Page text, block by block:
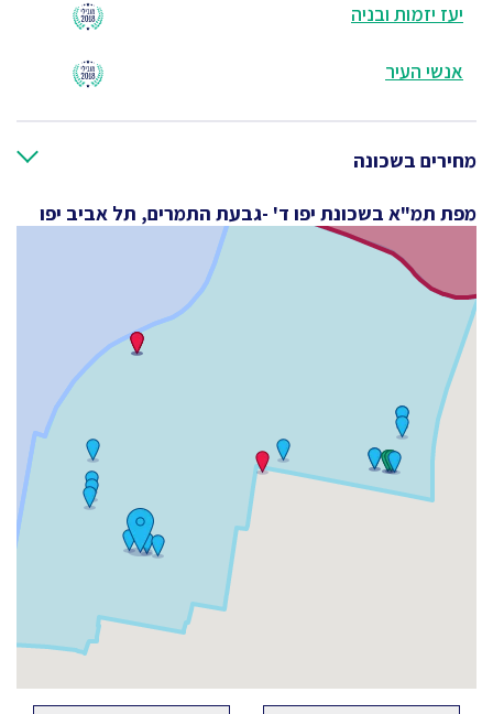
יעז יזמות ובניה
אנשי העיר
מחירים בשכונה
מפת תמ"א בשכונת יפו ד' -גבעת התמרים, תל אביב יפו